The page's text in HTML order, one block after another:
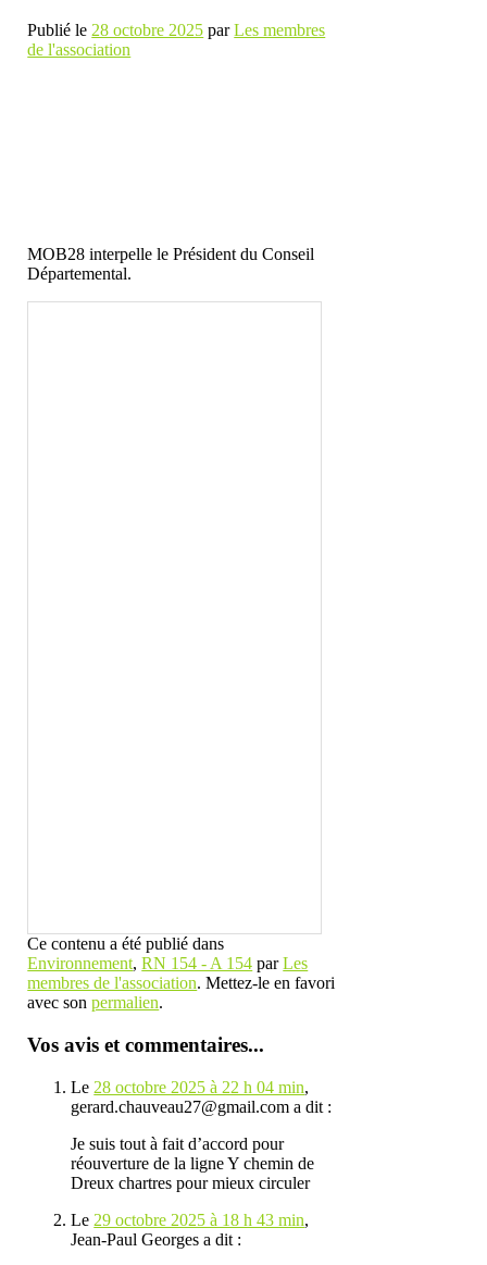
Publié le 28 octobre 2025 parLes membres
de l'association
MOB28 interpelle le Président du Conseil
Départemental.
Ce contenu a été publié dans
Environnement,RN 154 - A 154 parLes
membres de l'association. Mettez-le en favori
avec sonpermalien.
Vos avis et commentaires...
Le 28 octobre 2025 à 22 h 04 min,
gerard.chauveau27@gmail.com a dit :
Je suis tout à fait d’accord pour
réouverture de la ligne Y chemin de
Dreux chartres pour mieux circuler
Le 29 octobre 2025 à 18 h 43 min,
Jean-Paul Georges a dit :